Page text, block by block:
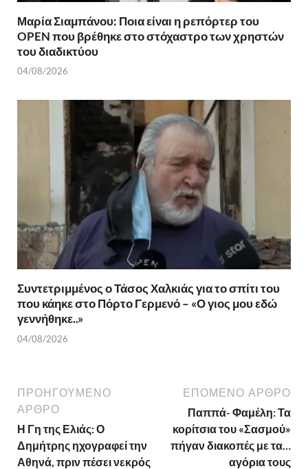
Μαρία Σιαμπάνου: Ποια είναι η ρεπόρτερ του
OPEN που βρέθηκε στο στόχαστρο των χρηστών
του διαδικτύου
04/08/2026
Συντετριμμένος ο Τάσος Χαλκιάς για το σπίτι του
που κάηκε στο Πόρτο Γερμενό – «Ο γιος μου εδώ
γεννήθηκε..»
04/08/2026
ΠΡΟΗΓΟΎΜΕΝΟ
ΆΡΘΡΟ
Η Γη της Ελιάς: Ο
Δημήτρης ηχογραφεί την
Αθηνά, πριν πέσει νεκρός
ΕΠΌΜΕΝΟ ΆΡΘΡΟ
Παππά- Φαμέλη: Τα
κορίτσια του «Σασμού»
πήγαν διακοπές με τα…
αγόρια τους